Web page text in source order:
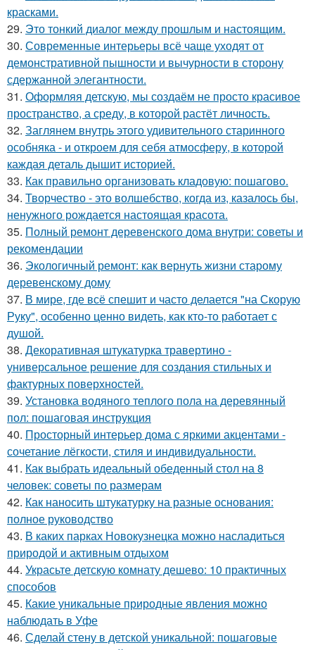
красками.
29. Это тонкий диалог между прошлым и настоящим.
30. Современные интерьеры всё чаще уходят от
демонстративной пышности и вычурности в сторону
сдержанной элегантности.
31. Оформляя детскую, мы создаём не просто красивое
пространство, а среду, в которой растёт личность.
32. Заглянем внутрь этого удивительного старинного
особняка - и откроем для себя атмосферу, в которой
каждая деталь дышит историей.
33. Как правильно организовать кладовую: пошагово.
34. Творчество - это волшебство, когда из, казалось бы,
ненужного рождается настоящая красота.
35. Полный ремонт деревенского дома внутри: советы и
рекомендации
36. Экологичный ремонт: как вернуть жизни старому
деревенскому дому
37. В мире, где всё спешит и часто делается "на Скорую
Руку", особенно ценно видеть, как кто-то работает с
душой.
38. Декоративная штукатурка травертино -
универсальное решение для создания стильных и
фактурных поверхностей.
39. Установка водяного теплого пола на деревянный
пол: пошаговая инструкция
40. Просторный интерьер дома с яркими акцентами -
сочетание лёгкости, стиля и индивидуальности.
41. Как выбрать идеальный обеденный стол на 8
человек: советы по размерам
42. Как наносить штукатурку на разные основания:
полное руководство
43. В каких парках Новокузнецка можно насладиться
природой и активным отдыхом
44. Украсьте детскую комнату дешево: 10 практичных
способов
45. Какие уникальные природные явления можно
наблюдать в Уфе
46. Сделай стену в детской уникальной: пошаговые